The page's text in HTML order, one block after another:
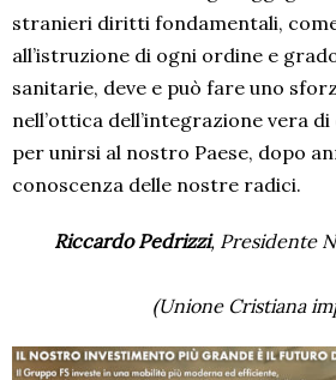
stranieri diritti fondamentali, come
all’istruzione di ogni ordine e
sanitarie, deve e può fare uno
nell’ottica dell’integrazione vera
per unirsi al nostro Paese, dopo
conoscenza delle nostre radici.
Riccardo Pedrizzi, Presidente
(Unione Cristiana